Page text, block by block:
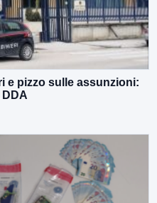
e pizzo sulle assunzioni: